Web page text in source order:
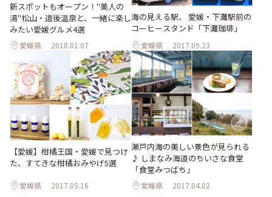
新スポットもオープン！"美人の
湯"松山・道後温泉と、一緒に楽し
みたい愛媛グルメ4選
愛媛県 2018.01.07
海の見える駅、 愛媛・下灘駅前の
コーヒースタンド「下灘珈琲」
愛媛県 2017.09.23
【愛媛】柑橘王国・愛媛で見つけ
た、すてきな柑橘おみやげ5選
愛媛県 2017.05.16
瀬戸内海の美しい景色が見られる
♪ しまなみ海道のちいさな食堂
「食堂みつばち」
愛媛県 2017.04.02